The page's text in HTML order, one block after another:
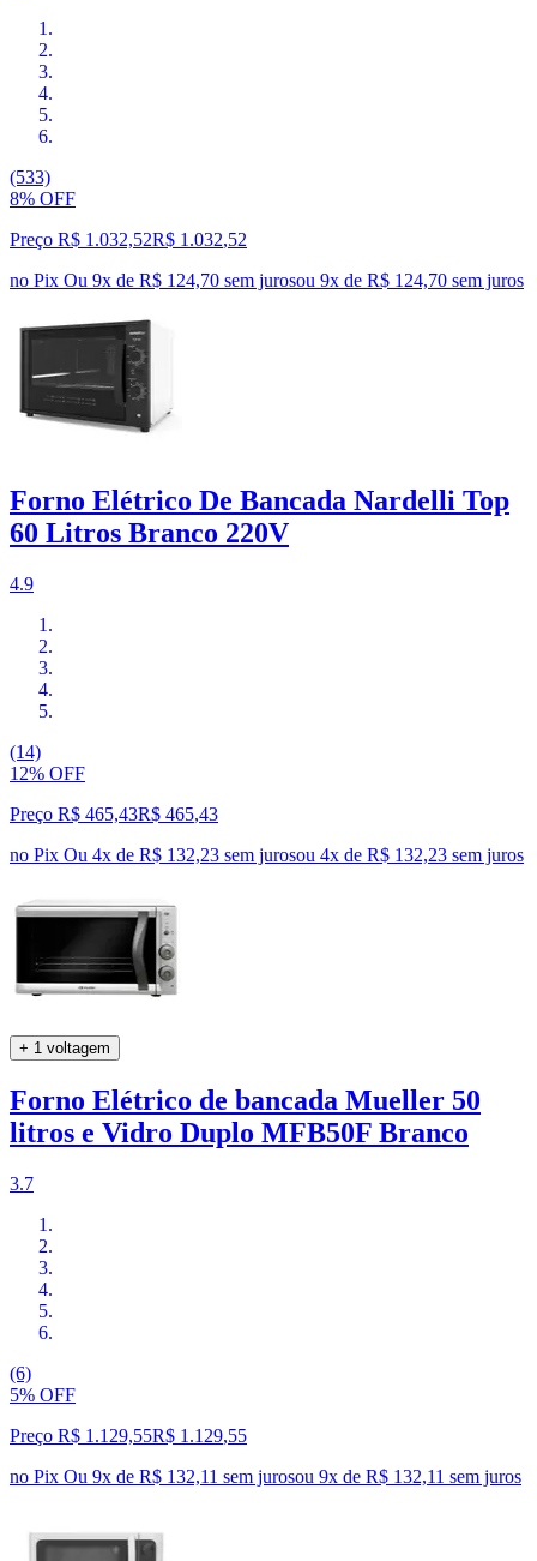
(533)
8% OFF
Preço R$ 1.032,52R$ 1.032,52
no Pix Ou 9x de R$ 124,70 sem jurosou 9x de R$ 124,70 sem juros
Forno Elétrico De Bancada Nardelli Top
60 Litros Branco 220V
4.9
(14)
12% OFF
Preço R$ 465,43R$ 465,43
no Pix Ou 4x de R$ 132,23 sem jurosou 4x de R$ 132,23 sem juros
+ 1 voltagem
Forno Elétrico de bancada Mueller 50
litros e Vidro Duplo MFB50F Branco
3.7
(6)
5% OFF
Preço R$ 1.129,55R$ 1.129,55
no Pix Ou 9x de R$ 132,11 sem jurosou 9x de R$ 132,11 sem juros